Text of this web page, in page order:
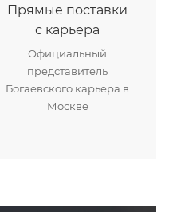
Прямые поставки
с карьера
Официальный
представитель
Богаевского карьера в
Москве